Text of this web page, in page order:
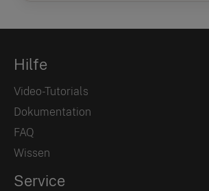
Hilfe
Video-Tutorials
Dokumentation
FAQ
Wissen
Service